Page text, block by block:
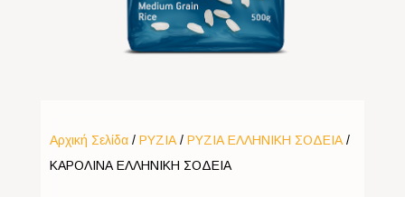
Αρχική Σελίδα/ ΡΥΖΙΑ/ ΡΥΖΙΑ ΕΛΛΗΝΙΚΗ ΣΟΔΕΙΑ/
ΚΑΡΟΛΙΝΑ ΕΛΛΗΝΙΚΗ ΣΟΔΕΙΑ